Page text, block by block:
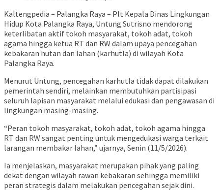
Kaltengpedia – Palangka Raya – Plt Kepala Dinas Lingkungan
Hidup Kota Palangka Raya, Untung Sutrisno mendorong
keterlibatan aktif tokoh masyarakat, tokoh adat, tokoh
agama hingga ketua RT dan RW dalam upaya pencegahan
kebakaran hutan dan lahan (karhutla) di wilayah Kota
Palangka Raya.
Menurut Untung, pencegahan karhutla tidak dapat dilakukan
pemerintah sendiri, melainkan membutuhkan partisipasi
seluruh lapisan masyarakat melalui edukasi dan pengawasan di
lingkungan masing-masing.
“Peran tokoh masyarakat, tokoh adat, tokoh agama hingga
RT dan RW sangat penting untuk mengedukasi warga terkait
larangan membakar lahan,” ujarnya, Senin (11/5/2026).
Ia menjelaskan, masyarakat merupakan pihak yang paling
dekat dengan wilayah rawan kebakaran sehingga memiliki
peran strategis dalam melakukan pencegahan sejak dini.